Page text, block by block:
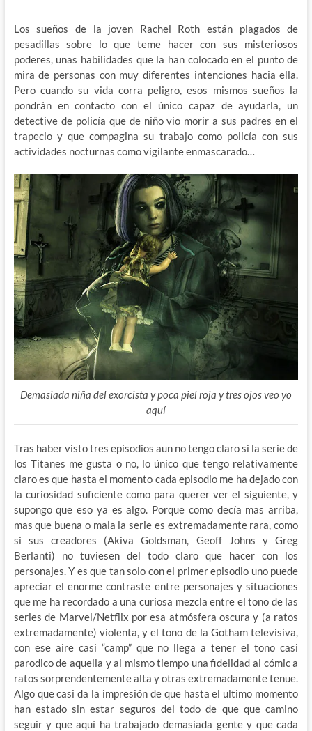
Los sueños de la joven Rachel Roth están plagados de
pesadillas sobre lo que teme hacer con sus misteriosos
poderes, unas habilidades que la han colocado en el punto de
mira de personas con muy diferentes intenciones hacia ella.
Pero cuando su vida corra peligro, esos mismos sueños la
pondrán en contacto con el único capaz de ayudarla, un
detective de policía que de niño vio morir a sus padres en el
trapecio y que compagina su trabajo como policía con sus
actividades nocturnas como vigilante enmascarado…
Demasiada niña del exorcista y poca piel roja y tres ojos veo yo
aquí
Tras haber visto tres episodios aun no tengo claro si la serie de
los Titanes me gusta o no, lo único que tengo relativamente
claro es que hasta el momento cada episodio me ha dejado con
la curiosidad suficiente como para querer ver el siguiente, y
supongo que eso ya es algo. Porque como decía mas arriba,
mas que buena o mala la serie es extremadamente rara, como
si sus creadores (Akiva Goldsman, Geoff Johns y Greg
Berlanti) no tuviesen del todo claro que hacer con los
personajes. Y es que tan solo con el primer episodio uno puede
apreciar el enorme contraste entre personajes y situaciones
que me ha recordado a una curiosa mezcla entre el tono de las
series de Marvel/Netflix por esa atmósfera oscura y (a ratos
extremadamente) violenta, y el tono de la Gotham televisiva,
con ese aire casi “camp” que no llega a tener el tono casi
parodico de aquella y al mismo tiempo una fidelidad al cómic a
ratos sorprendentemente alta y otras extremadamente tenue.
Algo que casi da la impresión de que hasta el ultimo momento
han estado sin estar seguros del todo de que que camino
seguir y que aquí ha trabajado demasiada gente y que cada